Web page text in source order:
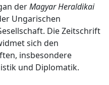
derMagyar Heraldikai
Ungarischen
Die Zeitschrift
sich den
insbesondere
und Diplomatik.